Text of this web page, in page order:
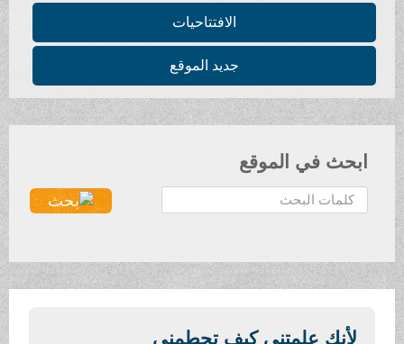
الافتتاحيات
جديد الموقع
ابحث في الموقع
ح
ث
لأنك علمتني كيف تحطمني